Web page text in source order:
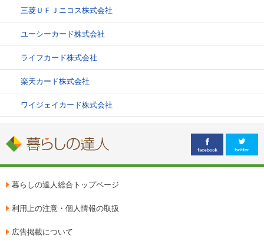
三菱ＵＦＪニコス株式会社
ユーシーカード株式会社
ライフカード株式会社
楽天カード株式会社
ワイジェイカード株式会社
暮らしの達人総合トップページ
利用上の注意・個人情報の取扱
広告掲載について